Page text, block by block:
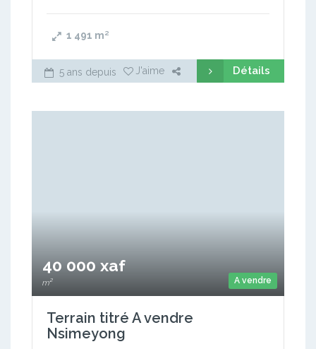
1 491 m²
5 ans depuis J'aime Détails
A vendre
40 000 xaf
m²
Terrain titré A vendre
Nsimeyong